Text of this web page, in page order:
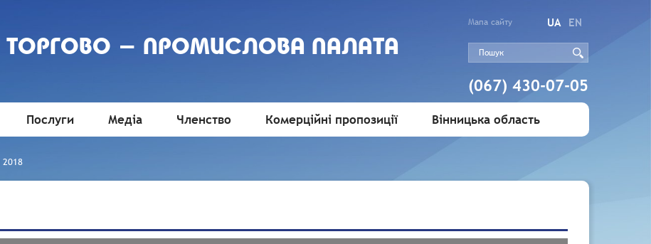
ТОРГОВО - ПРОМИСЛОВА ПАЛАТА
Мапа сайту UA EN
(067) 430-07-05
Послуги Медіа Членство Комерційні пропозиції Вінницька область
2018